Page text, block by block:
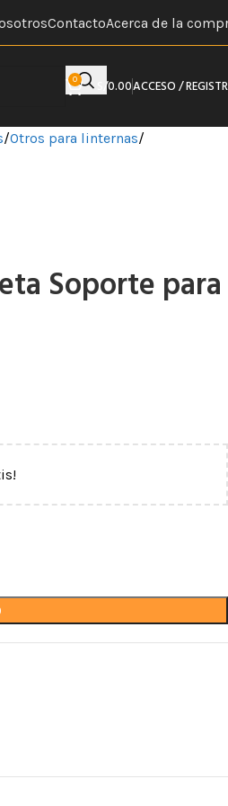
ContactoAcerca de la
DESCENSORES Y
ASEGURADORES
0 S/0.00ACCESO /
Otros para linternas
Soporte para